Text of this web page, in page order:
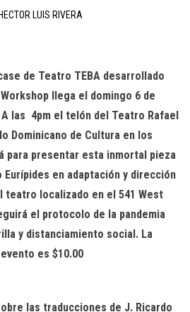
HECTOR LUIS RIVERA
de Teatro TEBA desarrollado
llega el domingo 6 de
A las 4pm el telón del Teatro Rafael
Dominicano de Cultura en los
para presentar esta inmortal pieza
en adaptación y dirección
teatro localizado en el 541 West
el protocolo de la pandemia
y distanciamiento social. La
es $10.00
las traducciones de J. Ricardo